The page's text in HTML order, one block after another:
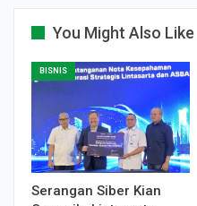
You Might Also Like
BISNIS
Serangan Siber Kian